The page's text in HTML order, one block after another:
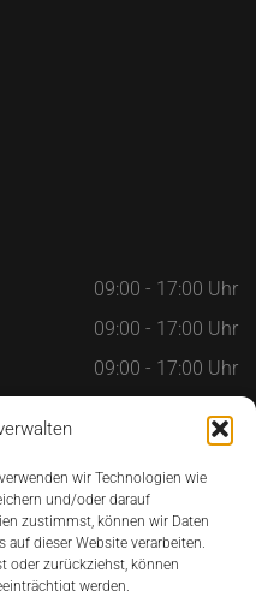
wir Technologien wie
und/oder darauf
zustimmst, können wir Daten
auf dieser Website verarbeiten.
oder zurückziehst, können
werden.
09:00 - 17:00 Uhr
09:00 - 17:00 Uhr
09:00 - 17:00 Uhr
09:00 - 17:00 Uhr
09:00 - 12:00 Uhr
Geschlossen